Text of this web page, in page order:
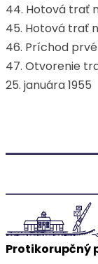
44. Hotová trať
45. Hotová trať
46. Príchod
47. Otvorenie
25. januára 1955
Protikorupčný